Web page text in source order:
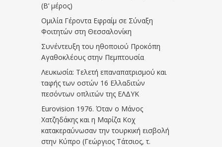
(Β’ μέρος)
Ομιλία Γέροντα Εφραίμ σε Σύναξη
Φοιτητών στη Θεσσαλονίκη
Συνέντευξη του ηθοποιού Προκόπη
Αγαθοκλέους στην Πεμπτουσία
Λευκωσία: Τελετή επαναπατρισμού και
ταφής των οστών 16 Ελλαδιτών
πεσόντων οπλιτών της ΕΛΔΥΚ
Eurovision 1976. Όταν ο Μάνος
Χατζηδάκης και η Μαρίζα Κοχ
κατακεραύνωσαν την τουρκική εισβολή
στην Κύπρο (Γεώργιος Τάτσιος, τ.